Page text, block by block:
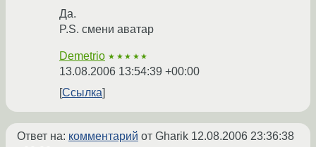
Да.
P.S. смени аватар
Demetrio ★★★★★
13.08.2006 13:54:39 +00:00
Ссылка
Ответ на: комментарий от Gharik 12.08.2006 23:36:38